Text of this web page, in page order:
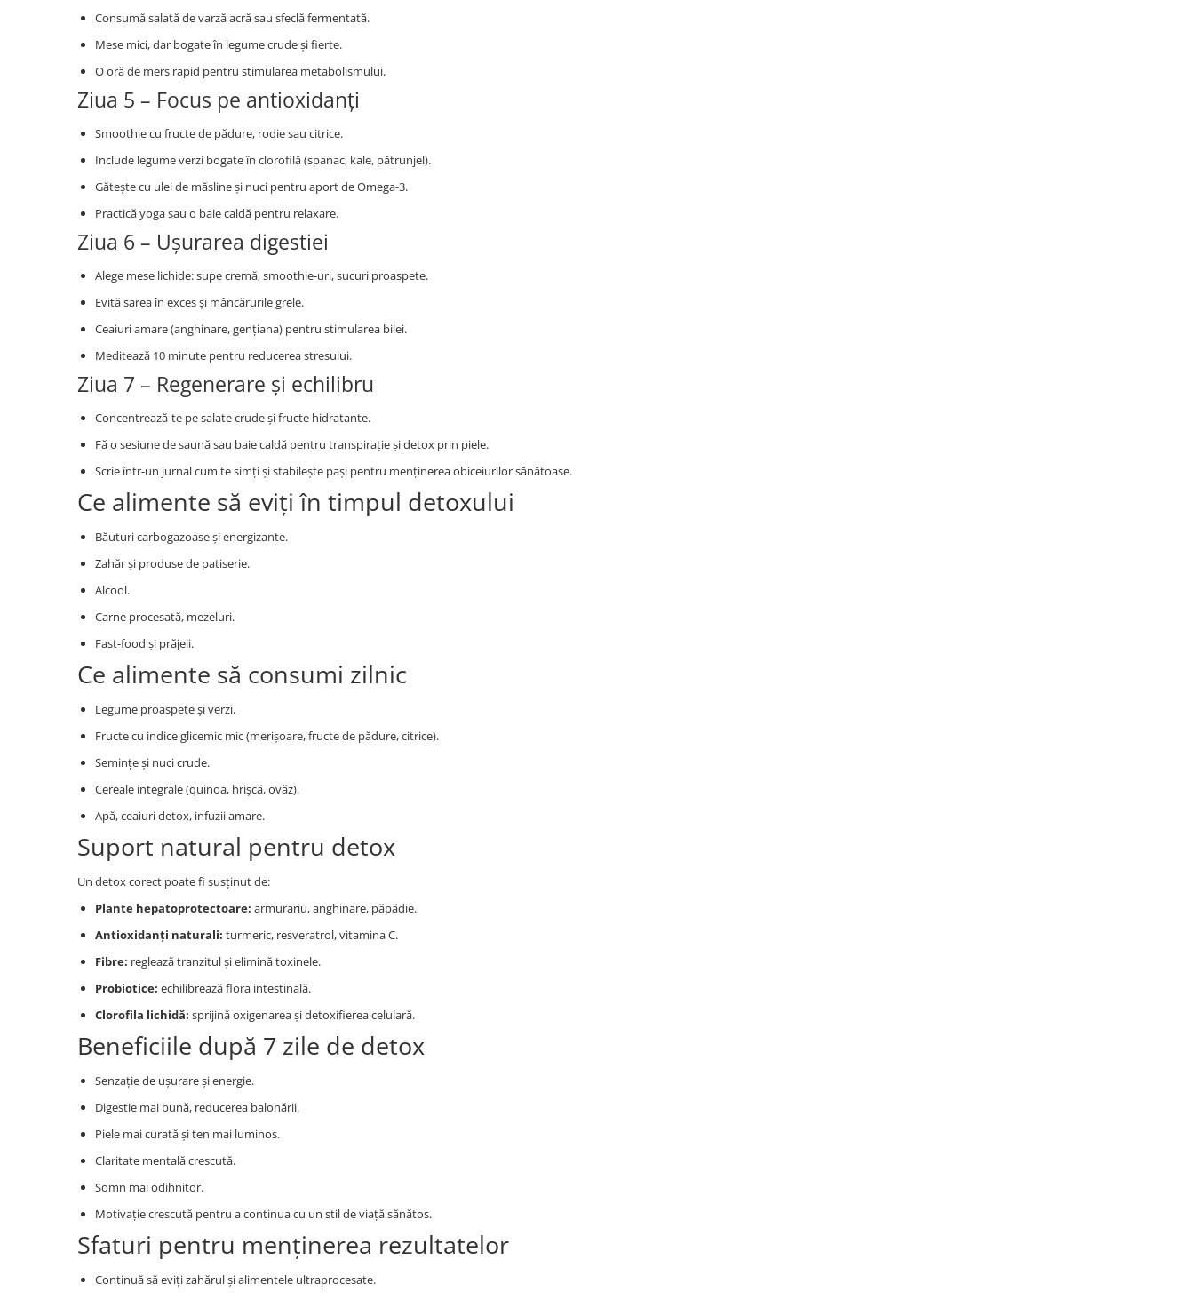
Consumă salată de varză acră sau sfeclă fermentată.
Mese mici, dar bogate în legume crude și fierte.
O oră de mers rapid pentru stimularea metabolismului.
Ziua 5 – Focus pe antioxidanți
Smoothie cu fructe de pădure, rodie sau citrice.
Include legume verzi bogate în clorofilă (spanac, kale, pătrunjel).
Gătește cu ulei de măsline și nuci pentru aport de Omega-3.
Practică yoga sau o baie caldă pentru relaxare.
Ziua 6 – Ușurarea digestiei
Alege mese lichide: supe cremă, smoothie-uri, sucuri proaspete.
Evită sarea în exces și mâncărurile grele.
Ceaiuri amare (anghinare, gențiana) pentru stimularea bilei.
Meditează 10 minute pentru reducerea stresului.
Ziua 7 – Regenerare și echilibru
Concentrează-te pe salate crude și fructe hidratante.
Fă o sesiune de saună sau baie caldă pentru transpirație și detox prin piele.
Scrie într-un jurnal cum te simți și stabilește pași pentru menținerea obiceiurilor sănătoase.
Ce alimente să eviți în timpul detoxului
Băuturi carbogazoase și energizante.
Zahăr și produse de patiserie.
Alcool.
Carne procesată, mezeluri.
Fast-food și prăjeli.
Ce alimente să consumi zilnic
Legume proaspete și verzi.
Fructe cu indice glicemic mic (merișoare, fructe de pădure, citrice).
Semințe și nuci crude.
Cereale integrale (quinoa, hrișcă, ovăz).
Apă, ceaiuri detox, infuzii amare.
Suport natural pentru detox
Un detox corect poate fi susținut de:
Plante hepatoprotectoare: armurariu, anghinare, păpădie.
Antioxidanți naturali: turmeric, resveratrol, vitamina C.
Fibre: reglează tranzitul și elimină toxinele.
Probiotice: echilibrează flora intestinală.
Clorofila lichidă: sprijină oxigenarea și detoxifierea celulară.
Beneficiile după 7 zile de detox
Senzație de ușurare și energie.
Digestie mai bună, reducerea balonării.
Piele mai curată și ten mai luminos.
Claritate mentală crescută.
Somn mai odihnitor.
Motivație crescută pentru a continua cu un stil de viață sănătos.
Sfaturi pentru menținerea rezultatelor
Continuă să eviți zahărul și alimentele ultraprocesate.